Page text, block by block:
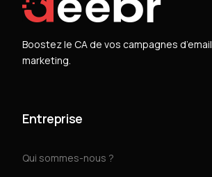
Boostez le CA de vos campagnes d’email
marketing.
Entreprise
Qui sommes-nous ?